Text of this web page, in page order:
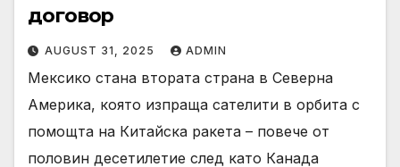
договор
AUGUST 31, 2025 ADMIN
Мексико стана втората страна в Северна
Америка, която изпраща сателити в орбита с
помощта на Китайска ракета – повече от
половин десетилетие след като Канада